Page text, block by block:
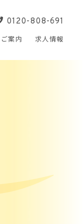
ご案内 求人情報
0120-808-691